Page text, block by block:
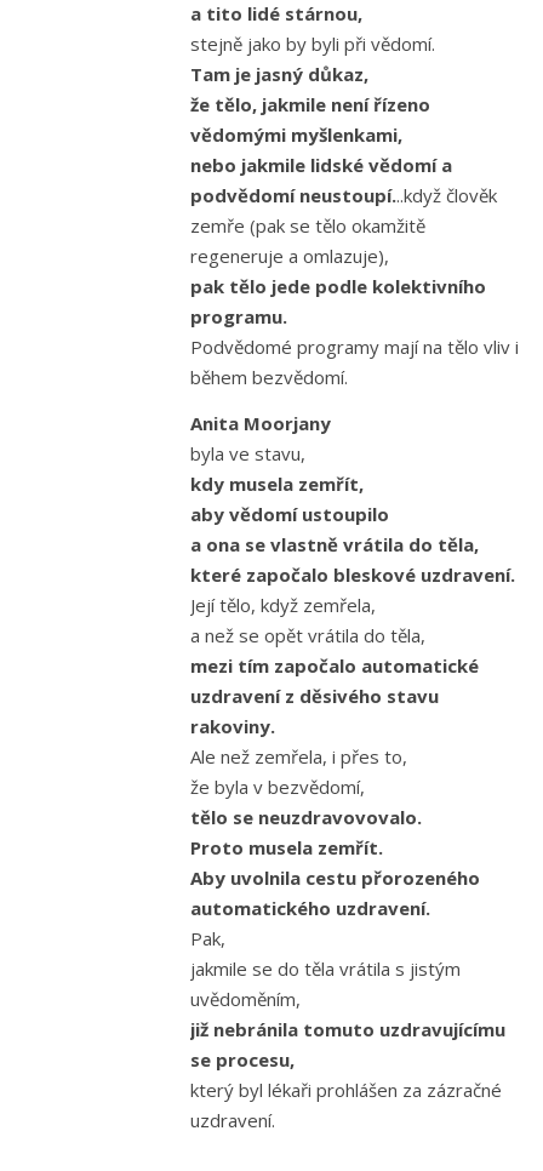
a tito lidé stárnou,
stejně jako by byli při vědomí.
Tam je jasný důkaz,
že tělo, jakmile není řízeno
vědomými myšlenkami,
nebo jakmile lidské vědomí a
podvědomí neustoupí...když člověk
zemře (pak se tělo okamžitě
regeneruje a omlazuje),
pak tělo jede podle kolektivního
programu.
Podvědomé programy mají na tělo vliv i
během bezvědomí.
Anita Moorjany
byla ve stavu,
kdy musela zemřít,
aby vědomí ustoupilo
a ona se vlastně vrátila do těla,
které započalo bleskové uzdravení.
Její tělo, když zemřela,
a než se opět vrátila do těla,
mezi tím započalo automatické
uzdravení z děsivého stavu
rakoviny.
Ale než zemřela, i přes to,
že byla v bezvědomí,
tělo se neuzdravovovalo.
Proto musela zemřít.
Aby uvolnila cestu přorozeného
automatického uzdravení.
Pak,
jakmile se do těla vrátila s jistým
uvědoměním,
již nebránila tomuto uzdravujícímu
se procesu,
který byl lékaři prohlášen za zázračné
uzdravení.